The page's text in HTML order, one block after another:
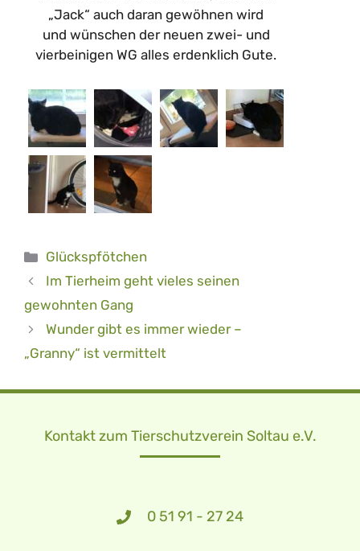
„Jack“ auch daran gewöhnen wird
und wünschen der neuen zwei- und
vierbeinigen WG alles erdenklich Gute.
Kategorien
Glückspfötchen
Im Tierheim geht vieles seinen
gewohnten Gang
Wunder gibt es immer wieder –
„Granny“ ist vermittelt
Kontakt zum Tierschutzverein Soltau e.V.
0 51 91 - 27 24